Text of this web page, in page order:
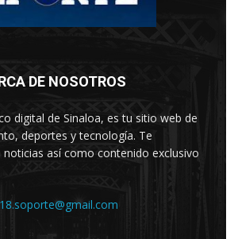
DE NOSOTROS
digital de Sinaloa, es tu sitio web de
deportes y tecnología. Te
así como contenido exclusivo